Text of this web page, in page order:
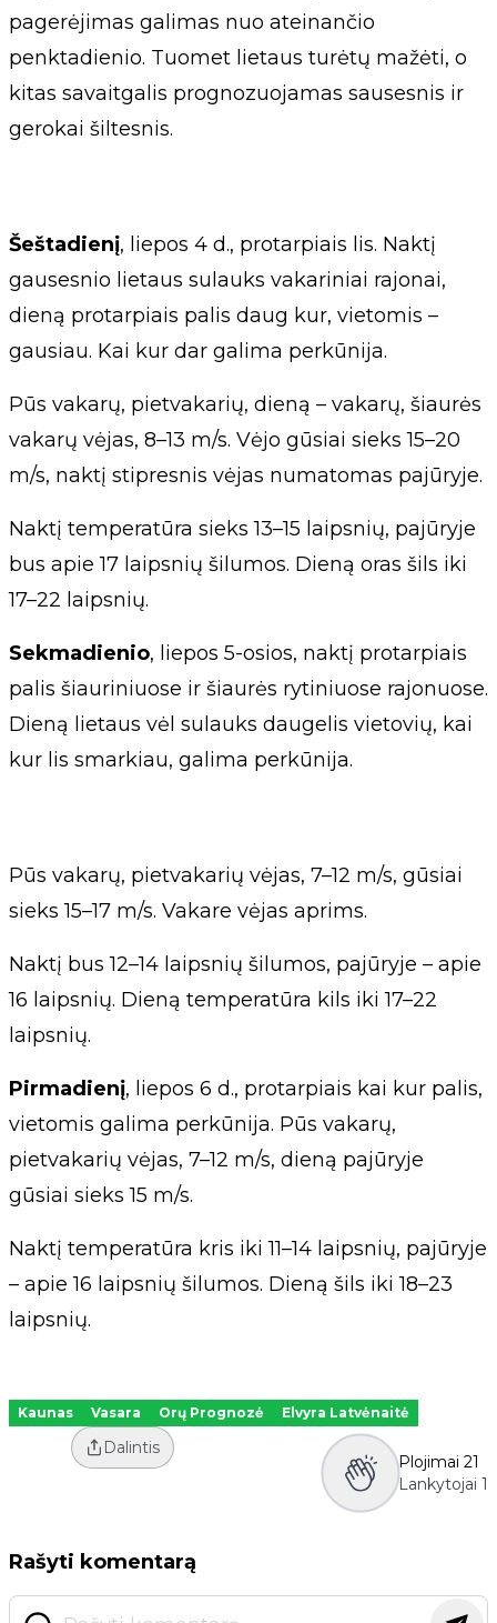
pagerėjimas galimas nuo ateinančio
penktadienio. Tuomet lietaus turėtų mažėti, o
kitas savaitgalis prognozuojamas sausesnis ir
gerokai šiltesnis.
Šeštadienį, liepos 4 d., protarpiais lis. Naktį
gausesnio lietaus sulauks vakariniai rajonai,
dieną protarpiais palis daug kur, vietomis –
gausiau. Kai kur dar galima perkūnija.
Pūs vakarų, pietvakarių, dieną – vakarų, šiaurės
vakarų vėjas, 8–13 m/s. Vėjo gūsiai sieks 15–20
m/s, naktį stipresnis vėjas numatomas pajūryje.
Naktį temperatūra sieks 13–15 laipsnių, pajūryje
bus apie 17 laipsnių šilumos. Dieną oras šils iki
17–22 laipsnių.
Sekmadienio, liepos 5-osios, naktį protarpiais
palis šiauriniuose ir šiaurės rytiniuose rajonuose.
Dieną lietaus vėl sulauks daugelis vietovių, kai
kur lis smarkiau, galima perkūnija.
Pūs vakarų, pietvakarių vėjas, 7–12 m/s, gūsiai
sieks 15–17 m/s. Vakare vėjas aprims.
Naktį bus 12–14 laipsnių šilumos, pajūryje – apie
16 laipsnių. Dieną temperatūra kils iki 17–22
laipsnių.
Pirmadienį, liepos 6 d., protarpiais kai kur palis,
vietomis galima perkūnija. Pūs vakarų,
pietvakarių vėjas, 7–12 m/s, dieną pajūryje
gūsiai sieks 15 m/s.
Naktį temperatūra kris iki 11–14 laipsnių, pajūryje
– apie 16 laipsnių šilumos. Dieną šils iki 18–23
laipsnių.
Kaunas Vasara Orų Prognozė Elvyra Latvėnaitė
Dalintis
Plojimai 21
Lankytojai 1
Rašyti komentarą